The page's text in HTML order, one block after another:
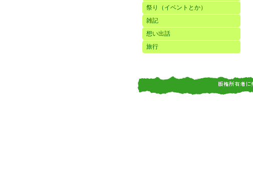
祭り（イベントとか）
雑記
想い出話
旅行